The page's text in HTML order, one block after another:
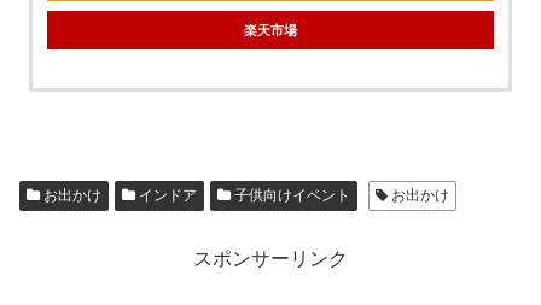
楽天市場
お出かけ インドア 子供向けイベント お出かけ
スポンサーリンク